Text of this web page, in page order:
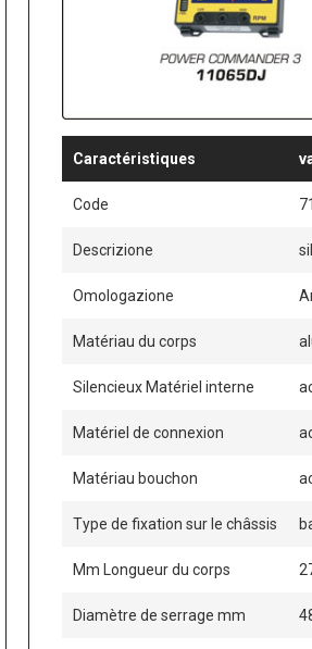
Caractéristiques
Code
Descrizione
Omologazione
Matériau du corps
Silencieux Matériel interne
Matériel de connexion
Matériau bouchon
Type de fixation sur le châssis
Mm Longueur du corps
Diamètre de serrage mm